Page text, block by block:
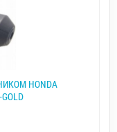
HONDA